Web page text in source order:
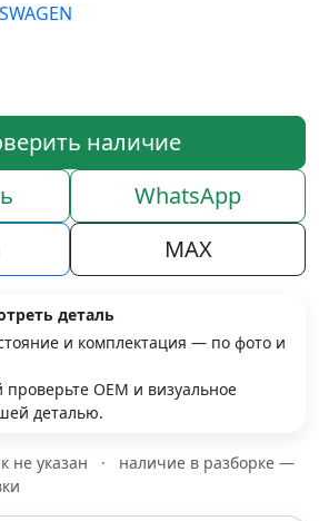
наличие
WhatsApp
MAX
деталь
и комплектация — по фото и
OEM и визуальное
деталью.
не указан ·
наличие в разборке —